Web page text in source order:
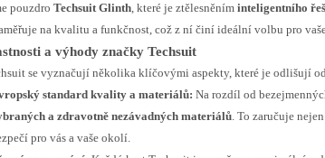
pouzdro Techsuit Glinth, které je ztělesněním inteligentního
na kvalitu a funkčnost, což z ní činí ideální volbu pro
a výhody značky Techsuit
se vyznačují několika klíčovými aspekty, které je odlišují
standard kvality a materiálů: Na rozdíl od
a zdravotně nezávadných materiálů. To zaručuje
pro vás a vaše okolí.